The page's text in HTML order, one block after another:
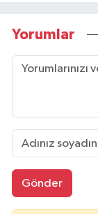
Yorumlar
Gönder